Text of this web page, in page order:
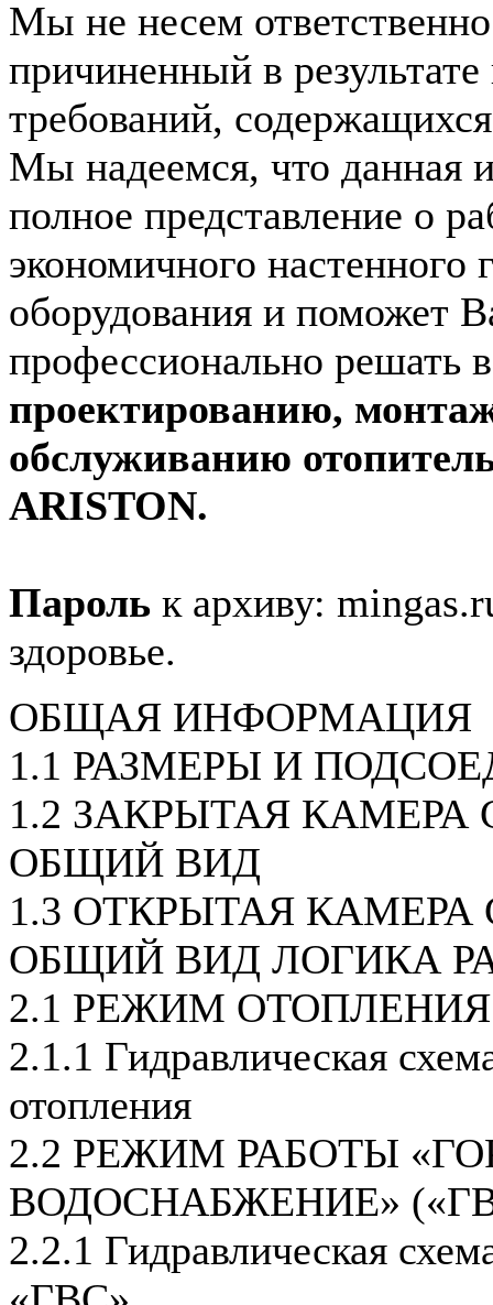
Мы не несем
причиненный в
требований,
Мы надеемся, что данная
полное представление о
экономичного настенного
оборудования и поможет
профессионально решать
проектированию,
обслуживанию
ARISTON.
Пароль к архиву:
здоровье.
ОБЩАЯ ИНФОРМАЦИЯ
1.1 РАЗМЕРЫ И
1.2 ЗАКРЫТАЯ КАМЕРА
ОБЩИЙ ВИД
1.3 ОТКРЫТАЯ КАМЕРА
ОБЩИЙ ВИД ЛОГИКА
2.1 РЕЖИМ ОТОПЛЕНИЯ
2.1.1 Гидравлическая
отопления
2.2 РЕЖИМ РАБОТЫ
ВОДОСНАБЖЕНИЕ»
2.2.1 Гидравлическая